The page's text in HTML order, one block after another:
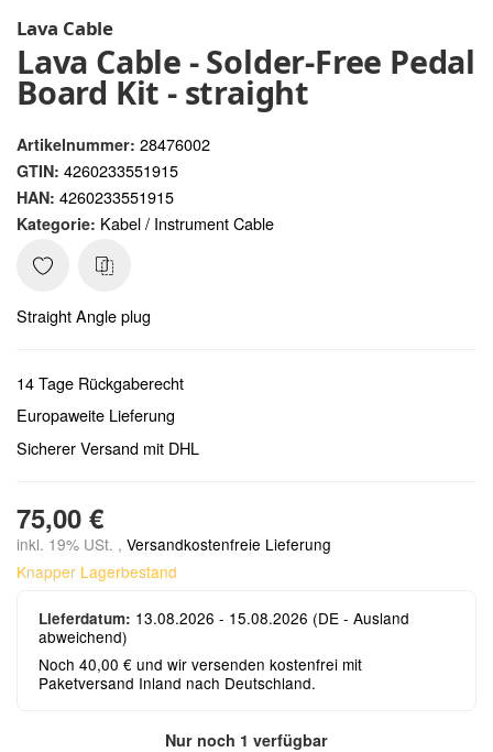
Lava Cable
Lava Cable - Solder-Free Pedal
Board Kit - straight
Artikelnummer: 28476002
GTIN: 4260233551915
HAN: 4260233551915
Kategorie: Kabel / Instrument Cable
Straight Angle plug
14 Tage Rückgaberecht
Europaweite Lieferung
Sicherer Versand mit DHL
75,00 €
inkl. 19% USt. , Versandkostenfreie Lieferung
Knapper Lagerbestand
Lieferdatum: 13.08.2026 - 15.08.2026 (DE - Ausland
abweichend)
Noch 40,00 € und wir versenden kostenfrei mit
Paketversand Inland nach Deutschland.
Nur noch 1 verfügbar